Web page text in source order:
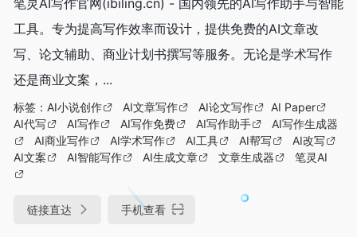
工具。专为提高写作效率而设计，提供免费的AI文章改
写、论文辅助、商业计划书撰写等服务。无论是学术写作
还是商业文案，...
标签： AI小说创作 AI文章写作 AI论文写作
AI Paper
AI代写
AI写作 AI写作免费 AI写作助手
AI写作生成器
AI商业写作
AI学术写作 AI工具 AI帮写
AI改写
AI文案
AI智能写作 AI生成文章 文章生成器 笔灵AI
链接直达 手机查看